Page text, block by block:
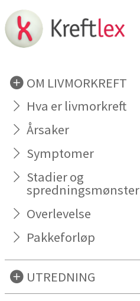
OM LIVMORKREFT
Hva er livmorkreft
Årsaker
Symptomer
Stadier og
spredningsmønster
Overlevelse
Pakkeforløp
UTREDNING